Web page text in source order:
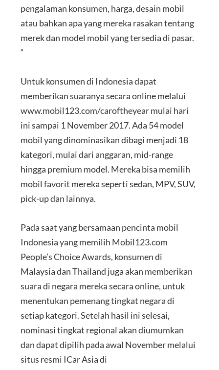
pengalaman konsumen, harga, desain mobil
atau bahkan apa yang mereka rasakan tentang
merek dan model mobil yang tersedia di pasar.
“
Untuk konsumen di Indonesia dapat
memberikan suaranya secara online melalui
www.mobil123.com/caroftheyear mulai hari
ini sampai 1 November 2017. Ada 54 model
mobil yang dinominasikan dibagi menjadi 18
kategori, mulai dari anggaran, mid-range
hingga premium model. Mereka bisa memilih
mobil favorit mereka seperti sedan, MPV, SUV,
pick-up dan lainnya.
Pada saat yang bersamaan pencinta mobil
Indonesia yang memilih Mobil123.com
People’s Choice Awards, konsumen di
Malaysia dan Thailand juga akan memberikan
suara di negara mereka secara online, untuk
menentukan pemenang tingkat negara di
setiap kategori. Setelah hasil ini selesai,
nominasi tingkat regional akan diumumkan
dan dapat dipilih pada awal November melalui
situs resmi ICar Asia di